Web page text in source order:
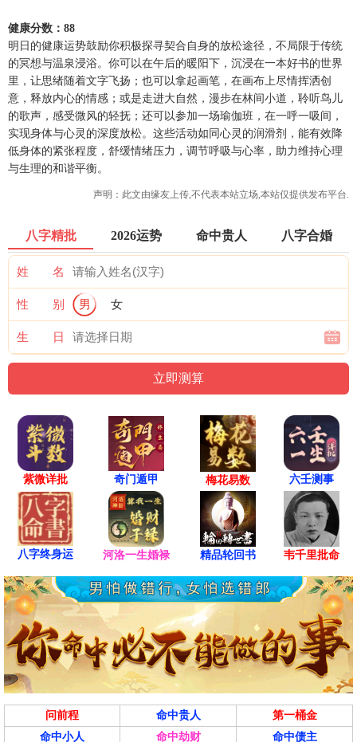
健康分数：88
明日的健康运势鼓励你积极探寻契合自身的放松途径，不局限于传统
的冥想与温泉浸浴。你可以在午后的暖阳下，沉浸在一本好书的世界
里，让思绪随着文字飞扬；也可以拿起画笔，在画布上尽情挥洒创
意，释放内心的情感；或是走进大自然，漫步在林间小道，聆听鸟儿
的歌声，感受微风的轻抚；还可以参加一场瑜伽班，在一呼一吸间，
实现身体与心灵的深度放松。这些活动如同心灵的润滑剂，能有效降
低身体的紧张程度，舒缓情绪压力，调节呼吸与心率，助力维持心理
与生理的和谐平衡。
声明：此文由缘友上传,不代表本站立场,本站仅提供发布平台.
八字精批 2026运势 命中贵人 八字合婚
姓 名
性 别 男 女
生 日
紫微详批 奇门遁甲 梅花易数 六壬测事
八字终身运 河洛一生婚禄 精品轮回书 韦千里批命
问前程 命中贵人
第一桶金
命中小人
命中劫财
命中债主